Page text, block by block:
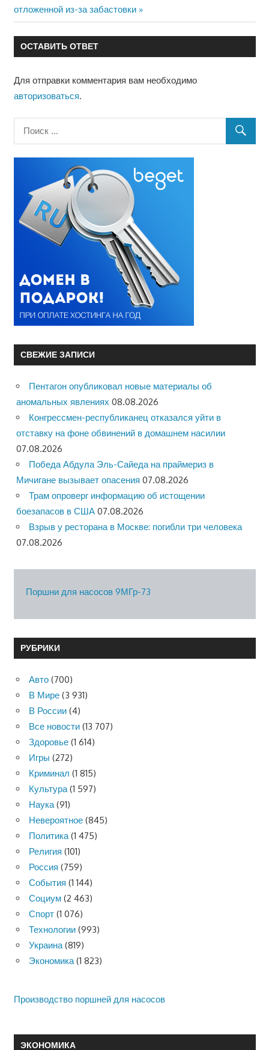
записям
запись:
отложенной из-за забастовки
ОСТАВИТЬ ОТВЕТ
Для отправки комментария вам необходимо
авторизоваться.
СВЕЖИЕ ЗАПИСИ
Пентагон опубликовал новые материалы об
аномальных явлениях 08.08.2026
Конгрессмен-республиканец отказался уйти в
отставку на фоне обвинений в домашнем насилии
07.08.2026
Победа Абдула Эль-Сайеда на праймериз в
Мичигане вызывает опасения 07.08.2026
Трам опроверг информацию об истощении
боезапасов в США 07.08.2026
Взрыв у ресторана в Москве: погибли три человека
07.08.2026
Поршни для насосов 9МГр-73
РУБРИКИ
Авто (700)
В Мире (3 931)
В России (4)
Все новости (13 707)
Здоровье (1 614)
Игры (272)
Криминал (1 815)
Культура(1 597)
Наука(91)
Невероятное (845)
Политика(1 475)
Религия (101)
Россия (759)
События (1 144)
Социум (2 463)
Спорт (1 076)
Технологии (993)
Украина(819)
Экономика(1 823)
Производство поршней для насосов
ЭКОНОМИКА